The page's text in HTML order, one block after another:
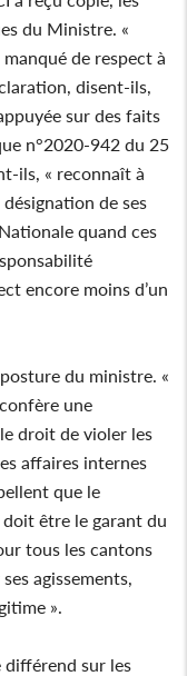
du Ministre. «
de respect à
disent-ils,
sur des faits
n°2020-942 du 25
ils, « reconnaît à
de ses
quand ces
encore moins d’un
du ministre. «
une
droit de violer les
affaires internes
que le
être le garant du
tous les cantons
agissements,
».
différend sur les